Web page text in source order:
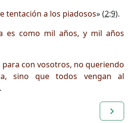
tentación a los piadosos» (2:9).
es como mil años, y mil años
para con vosotros, no queriendo
sino que todos vengan al
navigate_next